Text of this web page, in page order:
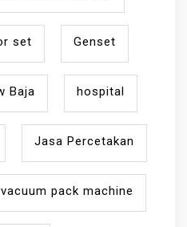
set Genset
Baja hospital
Jasa Percetakan
pack machine